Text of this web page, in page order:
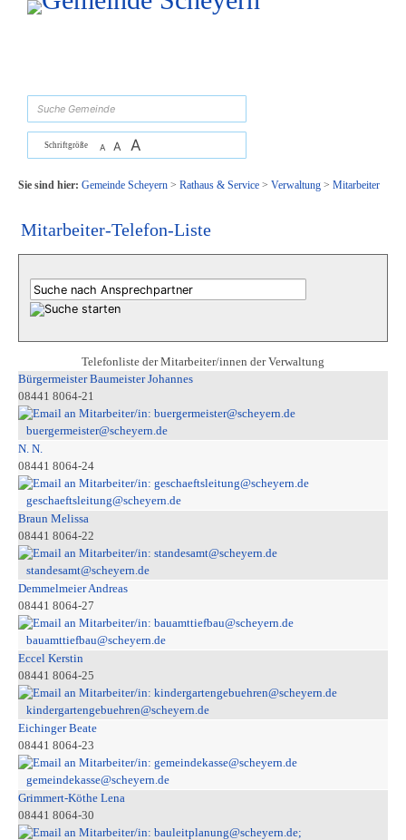
Zum Inhalt, zur Navigationoder zur Startseite springen.
Schriftgröße A A A
Sie sind hier: Gemeinde Scheyern> Rathaus & Service> Verwaltung> Mitarbeiter
Mitarbeiter-Telefon-Liste
Telefonliste der Mitarbeiter/innen der Verwaltung
Bürgermeister Baumeister Johannes
08441 8064-21
buergermeister@scheyern.de
N. N.
08441 8064-24
geschaeftsleitung@scheyern.de
Braun Melissa
08441 8064-22
standesamt@scheyern.de
Demmelmeier Andreas
08441 8064-27
bauamttiefbau@scheyern.de
Eccel Kerstin
08441 8064-25
kindergartengebuehren@scheyern.de
Eichinger Beate
08441 8064-23
gemeindekasse@scheyern.de
Grimmert-Köthe Lena
08441 8064-30